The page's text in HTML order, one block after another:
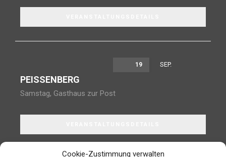
Cookie-Zustimmung verwalten
19 SEP.
PEISSENBERG
Samstag, Gasthaus zur Post